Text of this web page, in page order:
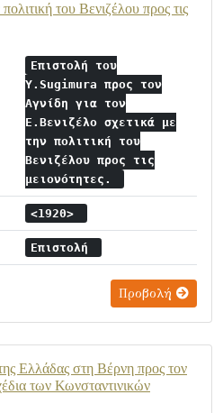
του Βενιζέλου προς τις
Επιστολή του
Y.Sugimura προς τον
Αγνίδη για τον
Ε.Βενιζέλο σχετικά με
την πολιτική του
Βενιζέλου προς τις
μειονότητες.
<1920>
Επιστολή
Προβολή
Ελλάδας στη Βέρνη προς τον
των Κωνσταντινικών